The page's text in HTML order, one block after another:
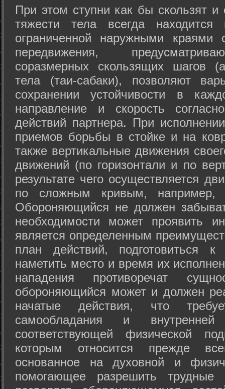
При этом ступни как бы скользят
тяжести тела всегда
ограниченной наружными краями
передвижения,
соразмерных скользящих шагов
тела (таи-сабаки), позволяют
сохранении устойчивости в
направление и скорость
действий партнера. При
приемов борьбы в стойке и на
также вертикальные движения
движений (по горизонтали и по
результате чего осуществляется
по сложным кривым, например,
Обороняющийся не должен
необходимости может проявить
является определенным
план действий, подготовиться
наметить место и время их
нападения противоречат
обороняющийся может и должен
начатые действия, что
самообладания и
соответствующей физической
которым относится прежде
основанное на духовной и
помогающее разрешить